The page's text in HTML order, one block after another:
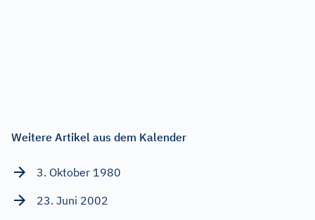
Weitere Artikel aus dem Kalender
3. Oktober 1980
23. Juni 2002